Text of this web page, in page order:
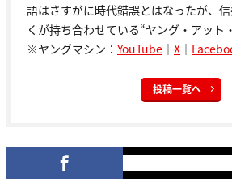
語はさすがに時代錯誤とはなったが、
くが持ち合わせている“ヤング・アット
※ヤングマシン： YouTube ｜ X ｜
投稿一覧へ